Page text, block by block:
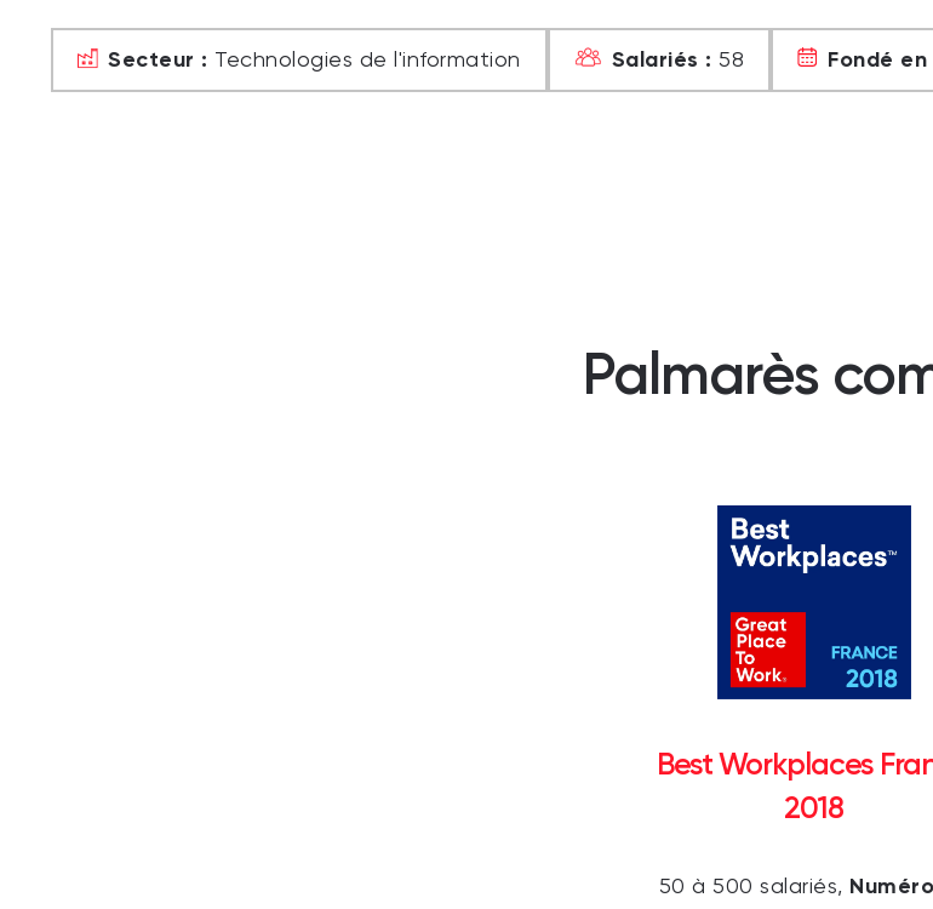
Secteur : Technologies de l'information Salariés : 58 Fondé en
Palmarès
Best Workplaces
2018
50 à 500 salariés,